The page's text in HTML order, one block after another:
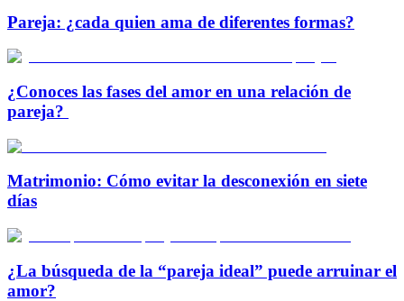
Pareja: ¿cada quien ama de diferentes formas?
¿Conoces las fases del amor en una relación de
pareja?
Matrimonio: Cómo evitar la desconexión en siete
días
¿La búsqueda de la “pareja ideal” puede arruinar el
amor?